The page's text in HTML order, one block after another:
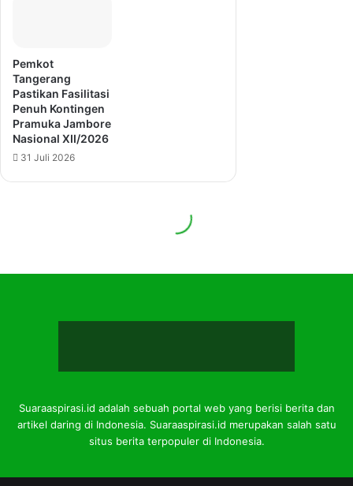
Suaraaspirasi.id adalah sebuah portal web yang berisi berita dan
artikel daring di Indonesia. Suaraaspirasi.id merupakan salah satu
situs berita terpopuler di Indonesia.